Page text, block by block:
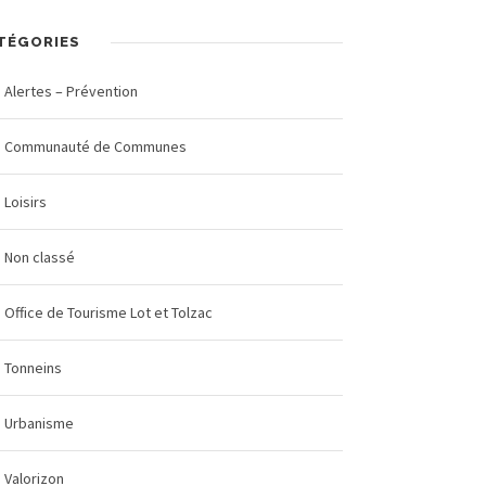
Alertes – Prévention
Communauté de Communes
Loisirs
Non classé
Office de Tourisme Lot et Tolzac
Tonneins
Urbanisme
Valorizon